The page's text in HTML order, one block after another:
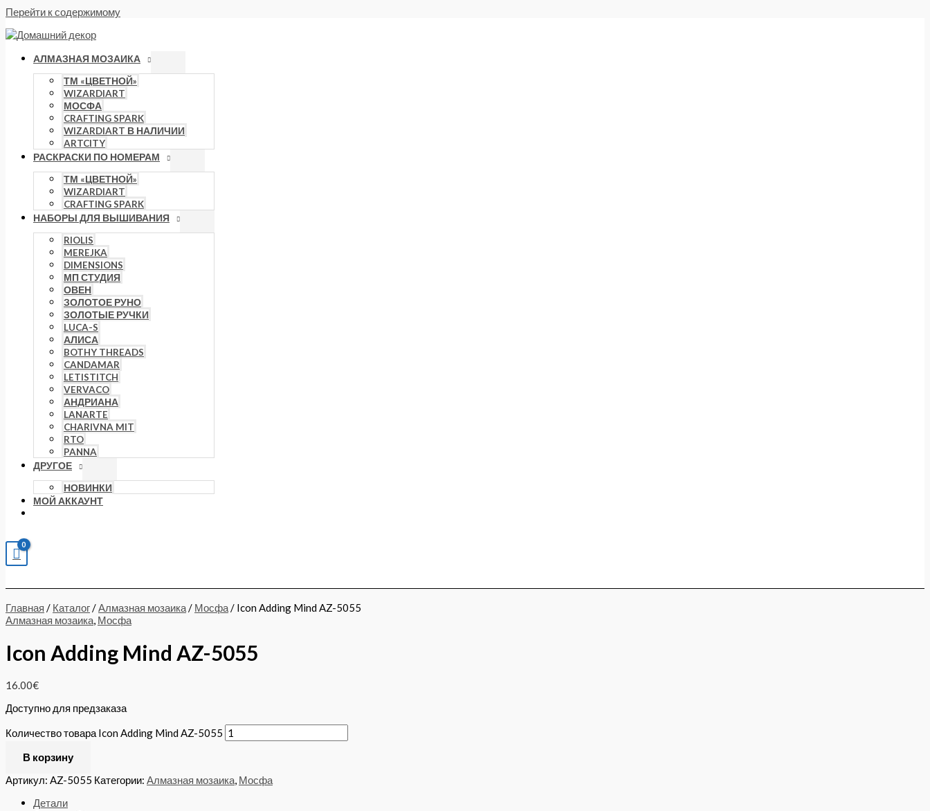
Перейти к содержимому
АЛМАЗНАЯ МОЗАИКА
ТМ «ЦВЕТНОЙ»
WIZARDIART
МОСФА
CRAFTING SPARK
WIZARDIART В НАЛИЧИИ
ARTCITY
РАСКРАСКИ ПО НОМЕРАМ
ТМ «ЦВЕТНОЙ»
WIZARDIART
CRAFTING SPARK
НАБОРЫ ДЛЯ ВЫШИВАНИЯ
RIOLIS
MEREJKA
DIMENSIONS
МП СТУДИЯ
ОВЕН
ЗОЛОТОЕ РУНО
ЗОЛОТЫЕ РУЧКИ
LUCA-S
АЛИСА
BOTHY THREADS
CANDAMAR
LETISTITCH
VERVACO
АНДРИАНА
LANARTE
CHARIVNA MIT
RTO
PANNA
ДРУГОЕ
НОВИНКИ
МОЙ АККАУНТ
Главная / Каталог/Алмазная мозаика/ Мосфа/ Icon Adding Mind AZ-5055
Алмазная мозаика, Мосфа
Icon Adding Mind AZ-5055
16.00€
Доступно для предзаказа
Количество товара Icon Adding Mind AZ-5055
В корзину
Артикул: AZ-5055 Категории: Алмазная мозаика, Мосфа
Детали